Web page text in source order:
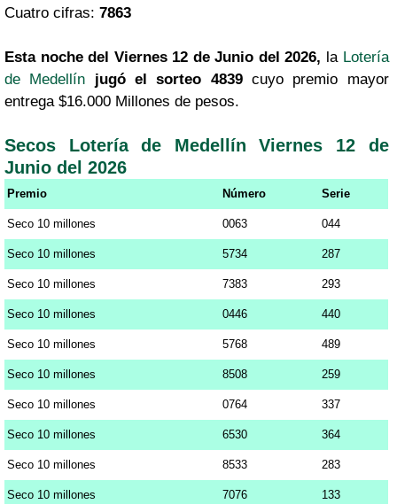
Cuatro cifras: 7863
Esta noche del Viernes 12 de Junio del 2026, la Lotería
de Medellín
jugó el sorteo 4839cuyo premio mayor
entrega $16.000 Millones de pesos.
Secos Lotería de Medellín Viernes 12 de
Junio del 2026
Premio Número Serie
Seco 10 millones 0063 044
Seco 10 millones 5734 287
Seco 10 millones 7383 293
Seco 10 millones 0446 440
Seco 10 millones 5768 489
Seco 10 millones 8508 259
Seco 10 millones 0764 337
Seco 10 millones 6530 364
Seco 10 millones 8533 283
Seco 10 millones 7076 133